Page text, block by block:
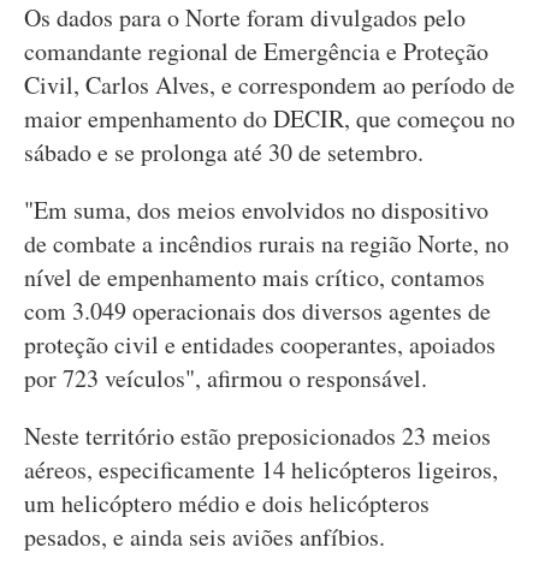
Os dados para o Norte foram divulgados pelo
comandante regional de Emergência e Proteção
Civil, Carlos Alves, e correspondem ao período de
maior empenhamento do DECIR, que começou no
sábado e se prolonga até 30 de setembro.
"Em suma, dos meios envolvidos no dispositivo
de combate a incêndios rurais na região Norte, no
nível de empenhamento mais crítico, contamos
com 3.049 operacionais dos diversos agentes de
proteção civil e entidades cooperantes, apoiados
por 723 veículos", afirmou o responsável.
Neste território estão preposicionados 23 meios
aéreos, especificamente 14 helicópteros ligeiros,
um helicóptero médio e dois helicópteros
pesados, e ainda seis aviões anfíbios.